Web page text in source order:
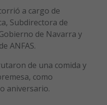
a cargo de
Subdirectora de
de Navarra y
ANFAS.
de una comida y
como
aniversario.